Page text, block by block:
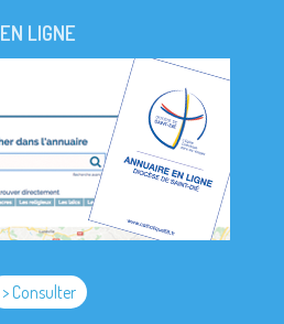
EN LIGNE
> Consulter